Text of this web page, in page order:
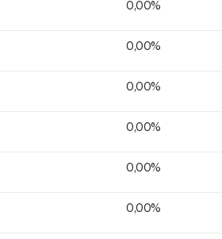
0,00%
0,00%
0,00%
0,00%
0,00%
0,00%